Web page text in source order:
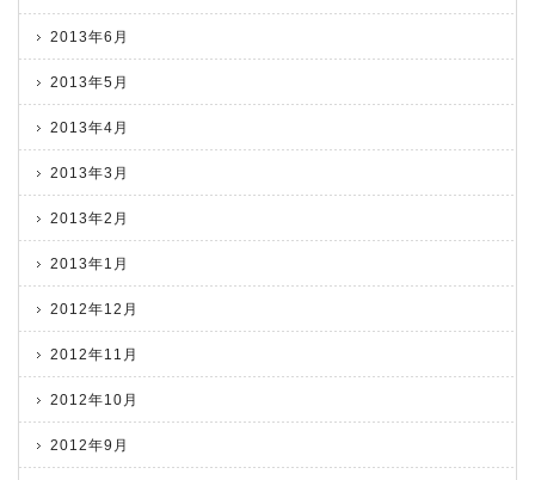
2013年6月
2013年5月
2013年4月
2013年3月
2013年2月
2013年1月
2012年12月
2012年11月
2012年10月
2012年9月